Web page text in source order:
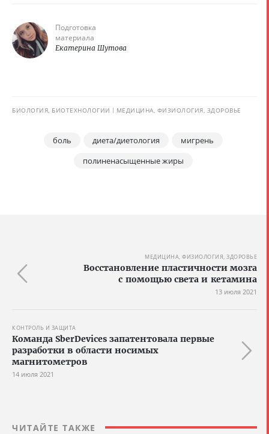
Подготовка
материала
Екатерина Шутова
БИОЛОГИЯ, БИОТЕХНОЛОГИИ МЕДИЦИНА, ФИЗИОЛОГИЯ, ЗДОРОВЬЕ
боль диета/диетология
мигрень
полиненасыщенные жиры
МЕДИЦИНА, ФИЗИОЛОГИЯ, ЗДОРОВЬЕ
Восстановление пластичности мозга
с помощью света и кетамина
13 июля 2021
КОНТРОЛЬ И ЗАЩИТА
Команда SberDevices запатентовала первые
разработки в области носимых
магнитометров
14 июля 2021
ЧИТАЙТЕ ТАКЖЕ